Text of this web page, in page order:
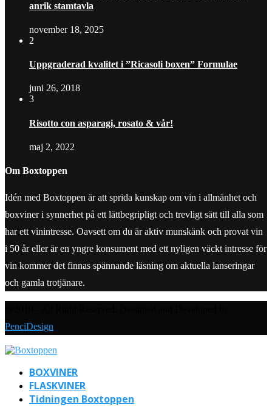
anrik stamtavla
november 18, 2025
2
Uppgraderad kvalitet i ”Ricasoli boxen” Formulae
juni 26, 2018
3
Risotto con asparagi, rosato & vår!
maj 2, 2022
Om Boxtoppen
Idén med Boxtoppen är att sprida kunskap om vin i allmänhet och
boxviner i synnerhet på ett lättbegripligt och trevligt sätt till alla som
har ett vinintresse. Oavsett om du är aktiv munskänk och provat vin
i 50 år eller är en yngre konsument med ett nyligen väckt intresse för
vin kommer det finnas spännande läsning om aktuella lanseringar
och gamla trotjänare.
PenciDesign
BOXVINER
FLASKVINER
Tidningen Boxtoppen